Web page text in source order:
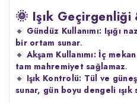
🌞 Işık
🔸 Gündüz Kullanımı: Işığı
bir ortam sunar.
🔸 Akşam Kullanımı: İç
tam mahremiyet sağlamaz.
🔸 Işık Kontrolü: Tül ve
sunar, gün boyu dengeli ışık